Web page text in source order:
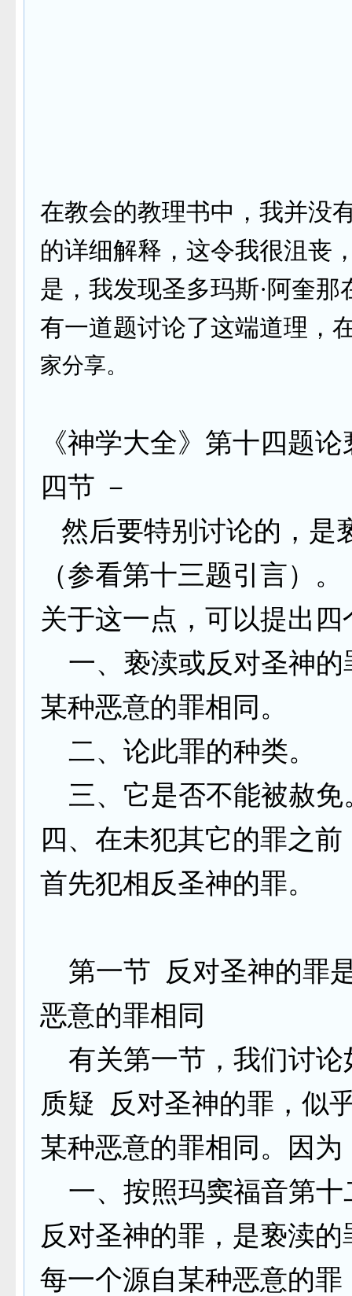
在教会的教理书中，我并没
的详细解释，这令我很沮丧
是，我发现圣多玛斯·阿奎
有一道题讨论了这端道理，
家分享。
《神学大全》第十四题
四节 －
然后要特别讨论的，是
（参看第十三题引言）。
关于这一点，可以提出四
一、亵渎或反对圣神的
某种恶意的罪相同。
二、论此罪的种类。
三、它是否不能被赦免
四、在未犯其它的罪之
首先犯相反圣神的罪。
第一节 反对圣神的罪
恶意的罪相同
有关第一节，我们讨论
质疑 反对圣神的罪，似
某种恶意的罪相同。因为
一、按照玛窦福音第十
反对圣神的罪，是亵渎
每一个源自某种恶意的